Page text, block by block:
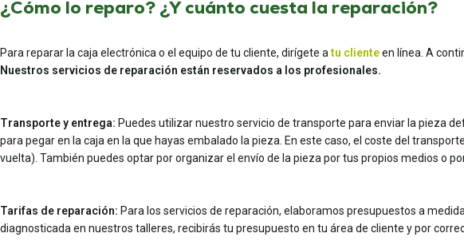
¿Cómo lo reparo? ¿Y cuánto cuesta la reparación?
Para reparar la caja electrónica o el equipo de tu cliente, dirígete atu clienteen línea. A
Nuestros servicios de reparación están reservados a los profesionales.
Transporte y entrega: Puedes utilizar nuestro servicio de transporte para enviar la pieza
para pegar en la caja en la que hayas embalado la pieza. En este caso, el coste del
vuelta). También puedes optar por organizar el envío de la pieza por tus propios medios o
Tarifas de reparación: Para los servicios de reparación, elaboramos presupuestos a
diagnosticada en nuestros talleres, recibirás tu presupuesto en tu área de cliente y por